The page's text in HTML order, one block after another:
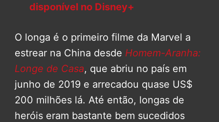
disponível no Disney+
O longa é o primeiro filme da Marvel a
estrear na China desde Homem-Aranha:
Longe de Casa, que abriu no país em
junho de 2019 e arrecadou quase US$
200 milhões lá. Até então, longas de
heróis eram bastante bem sucedidos